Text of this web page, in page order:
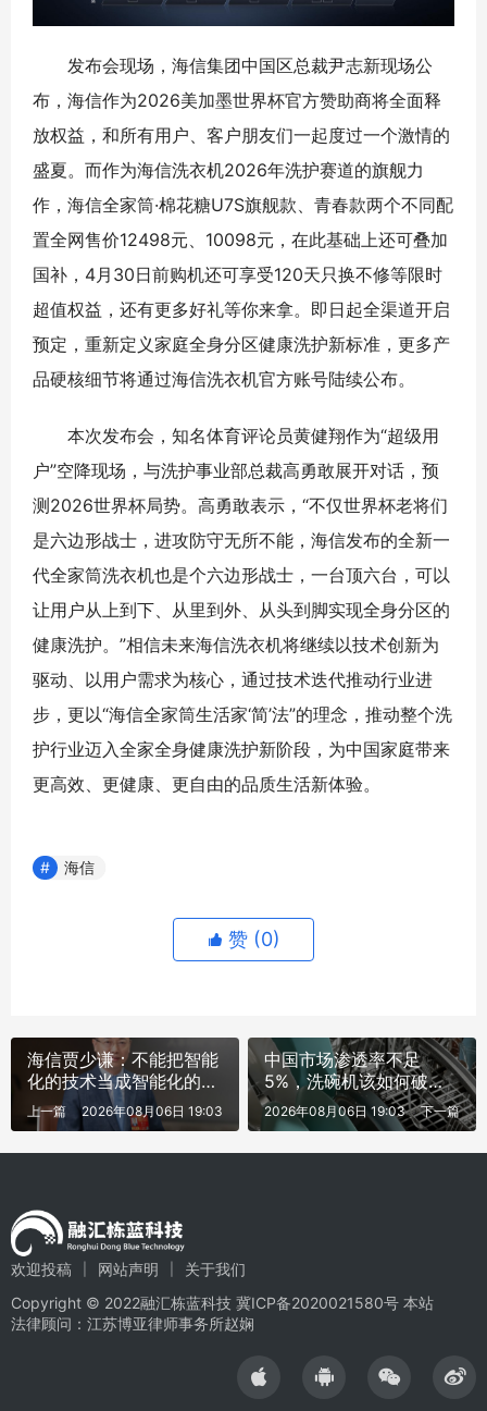
发布会现场，海信集团中国区总裁尹志新现场公
布，海信作为2026美加墨世界杯官方赞助商将全面释
放权益，和所有用户、客户朋友们一起度过一个激情的
盛夏。而作为海信洗衣机2026年洗护赛道的旗舰力
作，海信全家筒·棉花糖U7S旗舰款、青春款两个不同配
置全网售价12498元、10098元，在此基础上还可叠加
国补，4月30日前购机还可享受120天只换不修等限时
超值权益，还有更多好礼等你来拿。即日起全渠道开启
预定，重新定义家庭全身分区健康洗护新标准，更多产
品硬核细节将通过海信洗衣机官方账号陆续公布。
本次发布会，知名体育评论员黄健翔作为“超级用
户”空降现场，与洗护事业部总裁高勇敢展开对话，预
测2026世界杯局势。高勇敢表示，“不仅世界杯老将们
是六边形战士，进攻防守无所不能，海信发布的全新一
代全家筒洗衣机也是个六边形战士，一台顶六台，可以
让用户从上到下、从里到外、从头到脚实现全身分区的
健康洗护。”相信未来海信洗衣机将继续以技术创新为
驱动、以用户需求为核心，通过技术迭代推动行业进
步，更以“海信全家筒生活家‘简’法”的理念，推动整个洗
护行业迈入全家全身健康洗护新阶段，为中国家庭带来
更高效、更健康、更自由的品质生活新体验。
海信
赞 (0)
海信贾少谦：不能把智能
化的技术当成智能化的价
值
上一篇 2026年08月06日 19:03
中国市场渗透率不足
5%，洗碗机该如何破
局？
下一篇
2026年08月06日 19:03
欢迎投稿 网站声明
关于我们
Copyright © 2022融汇栋蓝科技 冀ICP备2020021580号 本站
法律顾问：江苏博亚律师事务所赵娴